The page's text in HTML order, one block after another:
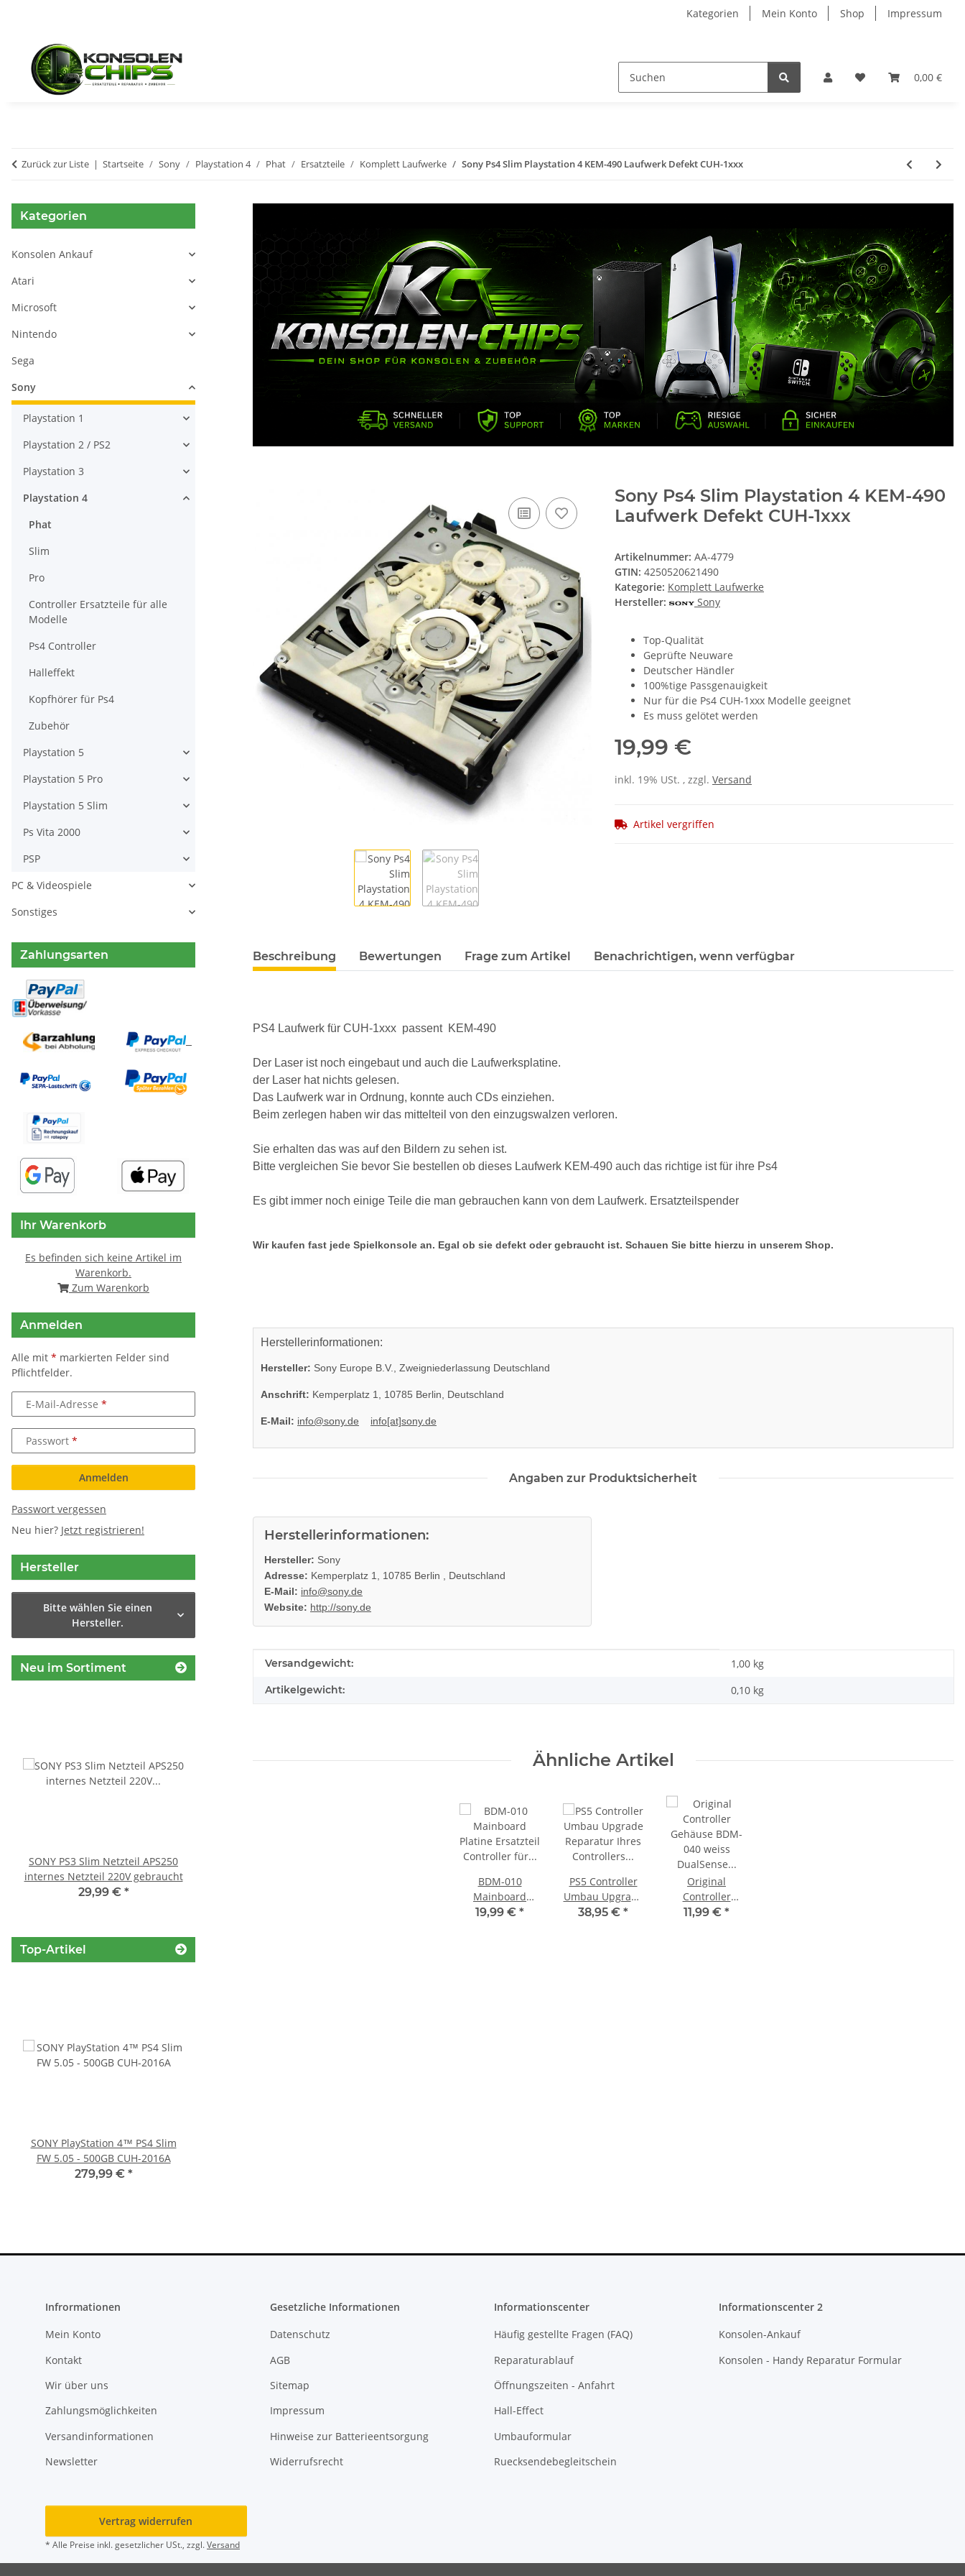
Kategorien Mein Konto Shop Impressum
0,00 €
Zurück zur Liste Startseite Sony Playstation 4 Phat Ersatzteile Komplett Laufwerke Sony Ps4 Slim Playstation 4 KEM-490 Laufwerk Defekt CUH-1xxx
Sony Ps4 Slim Playstation 4 KEM-490
Laufwerk Defekt CUH-1xxx
Artikelnummer: AA-4779
GTIN: 4250520621490
Kategorie: Komplett Laufwerke
Hersteller:
Sony
Top-Qualität
Geprüfte Neuware
Deutscher Händler
100%tige Passgenauigkeit
Nur für die Ps4 CUH-1xxx Modelle geeignet
Es muss gelötet werden
19,99 €
inkl. 19% USt. , zzgl. Versand
Artikel vergriffen
Beschreibung Bewertungen Frage zum Artikel Benachrichtigen, wenn verfügbar
PS4 Laufwerk für CUH-1xxx passent KEM-490
Der Laser ist noch eingebaut und auch die Laufwerksplatine.
der Laser hat nichts gelesen.
Das Laufwerk war in Ordnung, konnte auch CDs einziehen.
Beim zerlegen haben wir das mittelteil von den einzugswalzen verloren.
Sie erhalten das was auf den Bildern zu sehen ist.
Bitte vergleichen Sie bevor Sie bestellen ob dieses Laufwerk KEM-490 auch das richtige ist für ihre Ps4
Es gibt immer noch einige Teile die man gebrauchen kann von dem Laufwerk. Ersatzteilspender
Wir kaufen fast jede Spielkonsole an. Egal ob sie defekt oder gebraucht ist. Schauen Sie bitte hierzu in unserem Shop.
Herstellerinformationen:
Hersteller: Sony Europe B.V., Zweigniederlassung Deutschland
Anschrift: Kemperplatz 1, 10785 Berlin, Deutschland
E-Mail: info@sony.de info[at]sony.de
Angaben zur Produktsicherheit
Herstellerinformationen:
Hersteller: Sony
Adresse: Kemperplatz 1, 10785 Berlin , Deutschland
E-Mail: info@sony.de
Website: http://sony.de
Produkteigenschaft
Wert
Versandgewicht: 1,00 kg
Artikelgewicht: 0,10 kg
Ähnliche Artikel
BDM-010
Mainboard
Platine Ersatzteil
19,99 € *
PS5 Controller
Umbau Upgrade
Reparatur Ihres
38,95 € *
Original
Controller
Gehäuse BDM-
11,99 € *
Kategorien
Konsolen Ankauf
Atari
Microsoft
Nintendo
Sega
Sony
Playstation 1
Playstation 2 / PS2
Playstation 3
Playstation 4
Phat
Slim
Pro
Controller Ersatzteile für alle
Modelle
Ps4 Controller
Halleffekt
Kopfhörer für Ps4
Zubehör
Playstation 5
Playstation 5 Pro
Playstation 5 Slim
Ps Vita 2000
PSP
PC & Videospiele
Sonstiges
Zahlungsarten
Ihr Warenkorb
Es befinden sich keine Artikel im
Warenkorb.
Zum Warenkorb
Anmelden
Alle mit * markierten Felder sind
Pflichtfelder.
E-Mail-Adresse
Passwort
Anmelden
Passwort vergessen
Neu hier? Jetzt registrieren!
Hersteller
Bitte wählen Sie einen
Hersteller.
Neu im Sortiment
SONY PS3 Slim Netzteil APS250
internes Netzteil 220V gebraucht
29,99 € *
KEM 450DAA Laufwerk ohne
Laser für Sony Playstation 3 PS3
Slim
14,99 €*
SONY PS3 Slim Netzteil APS250
internes Netzteil 220V gebraucht
29,99 €
Top-Artikel
SONY PlayStation 4™ PS4 Slim
FW 5.05 - 500GB CUH-2016A
279,99 € *
Infrormationen
Mein Konto
Kontakt
Wir über uns
Zahlungsmöglichkeiten
Versandinformationen
Newsletter
Gesetzliche Informationen
Datenschutz
AGB
Sitemap
Impressum
Hinweise zur Batterieentsorgung
Widerrufsrecht
Informationscenter
Häufig gestellte Fragen (FAQ)
Reparaturablauf
Öffnungszeiten - Anfahrt
Hall-Effect
Umbauformular
Ruecksendebegleitschein
Informationscenter 2
Konsolen-Ankauf
Konsolen - Handy Reparatur Formular
Vertrag widerrufen
* Alle Preise inkl. gesetzlicher USt., zzgl.Versand